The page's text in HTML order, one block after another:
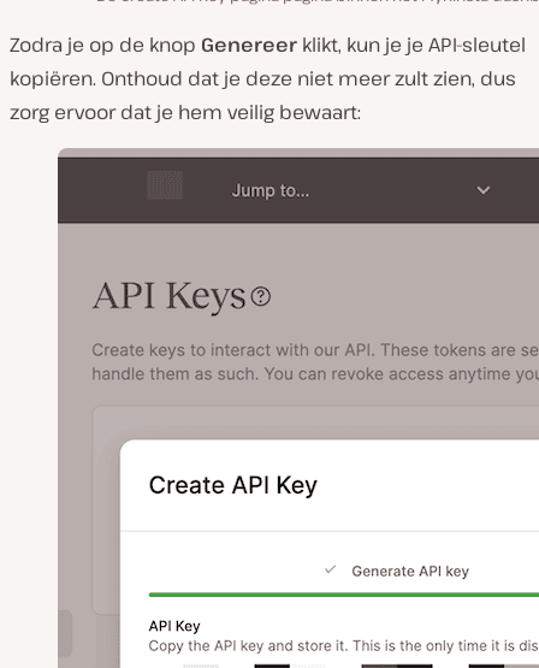
Zodra je op de knop Genereer klikt, kun je je API-sleutel
kopiëren. Onthoud dat je deze niet meer zult zien, dus
zorg ervoor dat je hem veilig bewaart: